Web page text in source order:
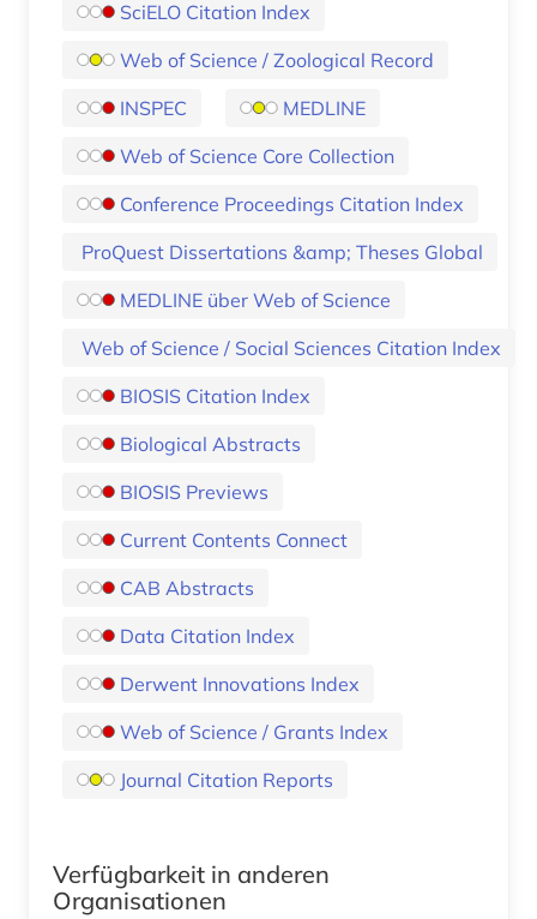
SciELO Citation Index
Web of Science / Zoological Record
INSPEC
MEDLINE
Web of Science Core Collection
Conference Proceedings Citation Index
ProQuest Dissertations &amp; Theses Global
MEDLINE über Web of Science
Web of Science / Social Sciences Citation Index
BIOSIS Citation Index
Biological Abstracts
BIOSIS Previews
Current Contents Connect
CAB Abstracts
Data Citation Index
Derwent Innovations Index
Web of Science / Grants Index
Journal Citation Reports
Verfügbarkeit in anderen
Organisationen